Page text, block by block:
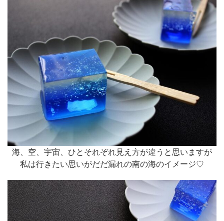
海、空、宇宙、ひとそれぞれ見え方が違うと思いますが
私は行きたい思いがだだ漏れの南の海のイメージ♡